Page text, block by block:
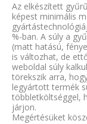
Az elkészített
képest minimális
%-ban. A súly a
(matt hatású,
is változhat, de
weboldal súly
törekszik arra,
legyártott termék
többletköltséggel,
járjon.
Megértésüket